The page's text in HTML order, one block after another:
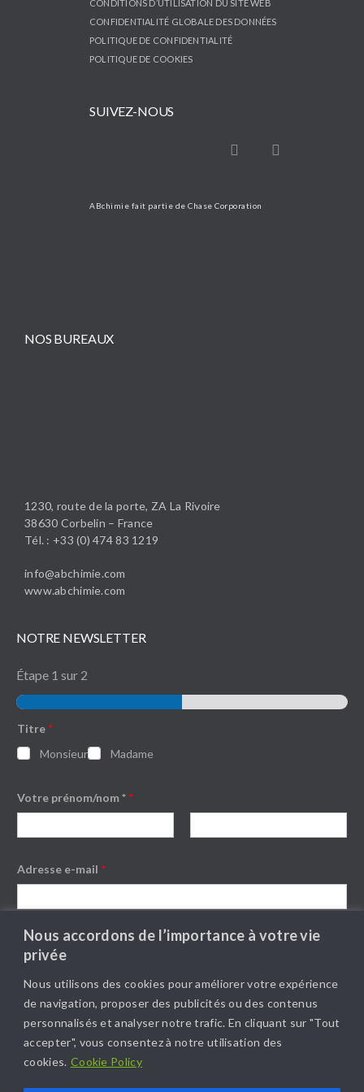
Nous accordons de l’importance à votre vie
privée
Nous utilisons des cookies pour améliorer votre expérience
de navigation, proposer des publicités ou des contenus
personnalisés et analyser notre trafic. En cliquant sur "Tout
accepter", vous consentez à notre utilisation des
cookies. Cookie Policy
informations de la part d’ABchimie PCBA
Protection, via les liens présents dans chacun de
nos messages ou en utilisant ce formulaire de
CONDITIONS D’UTILISATION DU SITE WEB
CONFIDENTIALITÉ GLOBALE DES DONNÉES
POLITIQUE DE CONFIDENTIALITÉ
POLITIQUE DE COOKIES
SUIVEZ-NOUS
ABchimie fait partie de Chase Corporation
NOS BUREAUX
1230, route de la porte, ZA La Rivoire
38630 Corbelin – France
Tél. : +33 (0) 474 83 1219
info@abchimie.com
www.abchimie.com
NOTRE NEWSLETTER
Étape 1 sur 2
i
t
r
-
m
i
A
c
o
Titre *
Monsieur
Madame
Votre prénom/nom * *
Adresse e-mail *
Pays*
Suivant